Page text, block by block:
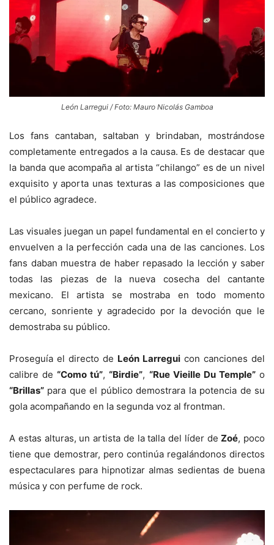
León Larregui / Foto: Mauro Nicolás Gamboa
Los fans cantaban, saltaban y brindaban, mostrándose
completamente entregados a la causa. Es de destacar que
la banda que acompaña al artista “chilango” es de un nivel
exquisito y aporta unas texturas a las composiciones que
el público agradece.
Las visuales juegan un papel fundamental en el concierto y
envuelven a la perfección cada una de las canciones. Los
fans daban muestra de haber repasado la lección y saber
todas las piezas de la nueva cosecha del cantante
mexicano. El artista se mostraba en todo momento
cercano, sonriente y agradecido por la devoción que le
demostraba su público.
Proseguía el directo de León Larregui con canciones del
calibre de“Como tú”,“Birdie”, “Rue Vieille Du Temple”o
“Brillas” para que el público demostrara la potencia de su
gola acompañando en la segunda voz al frontman.
A estas alturas, un artista de la talla del líder deZoé, poco
tiene que demostrar, pero continúa regalándonos directos
espectaculares para hipnotizar almas sedientas de buena
música y con perfume de rock.